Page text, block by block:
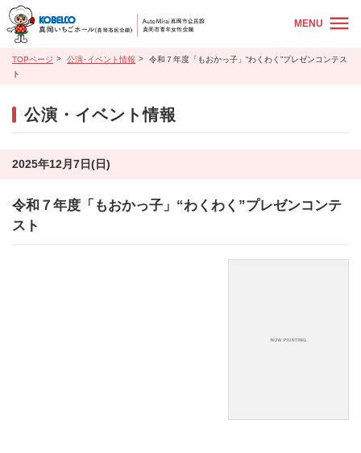
MENU
TOPページ 公演･イベント情報
令和７年度「もおかっ子」“わくわく”プレゼンコンテス
ト
公演・イベント情報
2025年12月7日(日)
令和７年度「もおかっ子」“わくわく”プレゼンコンテ
スト